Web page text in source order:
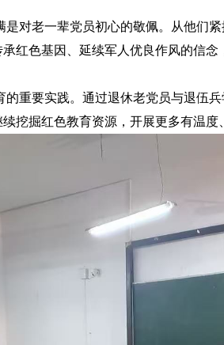
对老一辈党员初心的敬佩。从他们
红色基因、延续军人优良作风的信
的重要实践。通过退休老党员与退伍兵
挖掘红色教育资源，开展更多有温